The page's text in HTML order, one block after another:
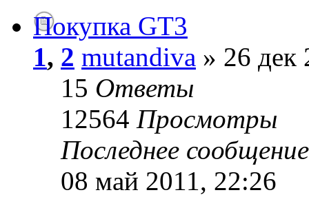
Покупка GT3
1, 2 mutandiva » 26 дек
15 Ответы
12564 Просмотры
Последнее
08 май 2011, 22:26